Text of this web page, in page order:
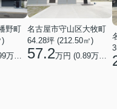
野町
)
/坪)
名古屋市守山区大牧町
64.28坪 (212.50㎡)
57.2万円 (0.89万円/坪)